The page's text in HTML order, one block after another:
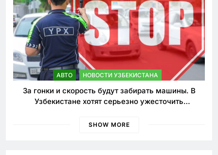
АВТО НОВОСТИ УЗБЕКИСТАНА
За гонки и скорость будут забирать машины. В
Узбекистане хотят серьезно ужесточить
SHOW MORE